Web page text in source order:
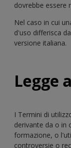
dovrebbe essere
Nel caso in cui
d'uso differisca
versione italiana.
Legge
I Termini di
derivante da o in
formazione, o
controversie o